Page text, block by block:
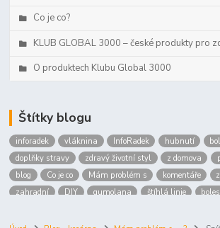
Co je co?
KLUB GLOBAL 3000 – české produkty pro
O produktech Klubu Global 3000
Štítky blogu
inforadek vláknina InfoRadek hubnutí
doplňky stravy
zdravý životní styl z domova
blog
Co je co Mám problém s komentáře
zahradní
DIY gumolana štíhlá linie
Prokloub
Vláknina spolupráce body